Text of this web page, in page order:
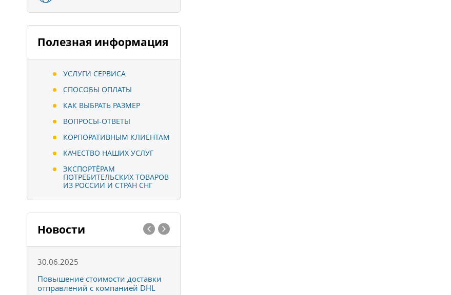
Полезная информация
УСЛУГИ СЕРВИСА
СПОСОБЫ ОПЛАТЫ
КАК ВЫБРАТЬ РАЗМЕР
ВОПРОСЫ-ОТВЕТЫ
КОРПОРАТИВНЫМ КЛИЕНТАМ
КАЧЕСТВО НАШИХ УСЛУГ
ЭКСПОРТЁРАМ
ПОТРЕБИТЕЛЬСКИХ ТОВАРОВ
ИЗ РОССИИ И СТРАН СНГ
Новости
30.06.2025
Повышение стоимости доставки
отправлений с компанией DHL